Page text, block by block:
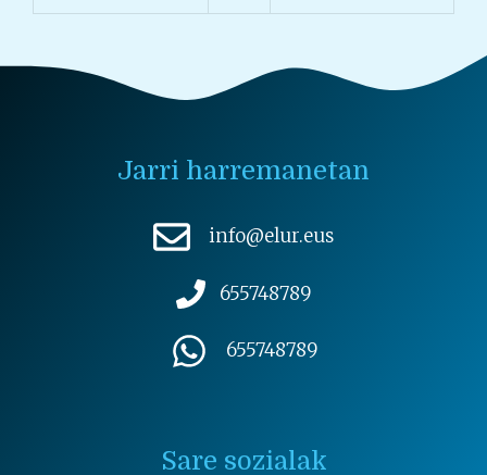
Jarri harremanetan
info@elur.eus
655748789
655748789
Sare sozialak